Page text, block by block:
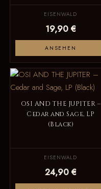
EISENWALD
19,90 €
ANSEHEN
OSI AND THE JUPITER –
Cedar and Sage, LP
(Black)
EISENWALD
24,90 €